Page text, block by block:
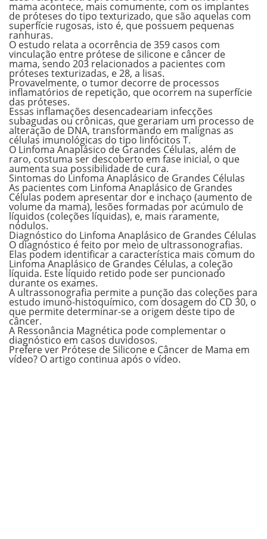
mama acontece, mais comumente, com os implantes
de próteses do tipo texturizado, que são aquelas com
superfície rugosas, isto é, que possuem pequenas
ranhuras.
O estudo relata a ocorrência de 359 casos com
vinculação entre prótese de silicone e câncer de
mama, sendo 203 relacionados a pacientes com
próteses texturizadas, e 28, a lisas.
Provavelmente, o tumor decorre de processos
inflamatórios de repetição, que ocorrem na superfície
das próteses.
Essas inflamações desencadeariam infecções
subagudas ou crônicas, que gerariam um processo de
alteração de DNA, transformando em malignas as
células imunológicas do tipo linfócitos T.
O Linfoma Anaplásico de Grandes Células, além de
raro, costuma ser descoberto em fase inicial, o que
aumenta sua possibilidade de cura.
Sintomas do Linfoma Anaplásico de Grandes Células
As pacientes com Linfoma Anaplásico de Grandes
Células podem apresentar dor e inchaço (aumento de
volume da mama), lesões formadas por acúmulo de
líquidos (coleções líquidas), e, mais raramente,
nódulos.
Diagnóstico do Linfoma Anaplásico de Grandes Células
O diagnóstico é feito por meio de ultrassonografias.
Elas podem identificar a característica mais comum do
Linfoma Anaplásico de Grandes Células, a coleção
líquida. Este líquido retido pode ser puncionado
durante os exames.
A ultrassonografia permite a punção das coleções para
estudo imuno-histoquímico, com dosagem do CD 30, o
que permite determinar-se a origem deste tipo de
câncer.
A Ressonância Magnética pode complementar o
diagnóstico em casos duvidosos.
Prefere ver Prótese de Silicone e Câncer de Mama em
vídeo? O artigo continua após o vídeo.